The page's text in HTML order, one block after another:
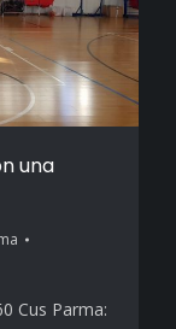
una
Cus Parma: